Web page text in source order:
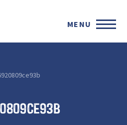
MENU